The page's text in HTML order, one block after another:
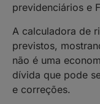
previdenciários e
A calculadora de
previstos,
não é uma
dívida que pode
e correções.